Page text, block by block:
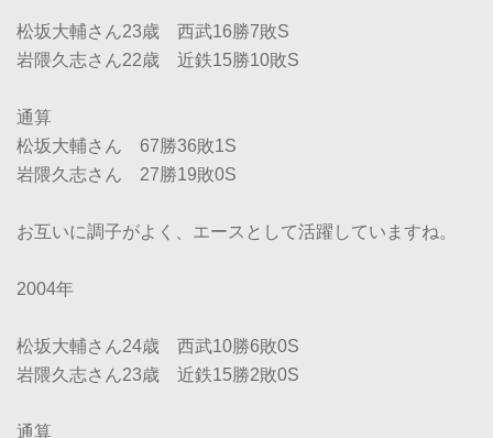
松坂大輔さん23歳 西武16勝7敗S
岩隈久志さん22歳 近鉄15勝10敗S
通算
松坂大輔さん 67勝36敗1S
岩隈久志さん 27勝19敗0S
お互いに調子がよく、エースとして活躍していますね。
2004年
松坂大輔さん24歳 西武10勝6敗0S
岩隈久志さん23歳 近鉄15勝2敗0S
通算